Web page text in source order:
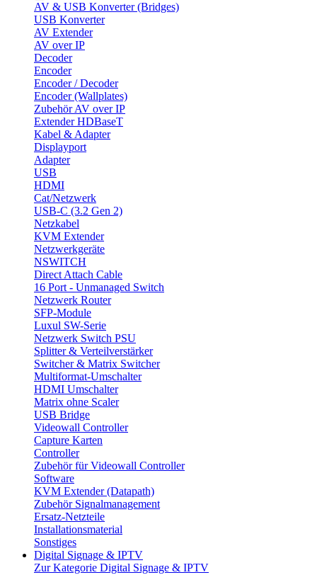
AV & USB Konverter (Bridges)
USB Konverter
AV Extender
AV over IP
Decoder
Encoder
Encoder / Decoder
Encoder (Wallplates)
Zubehör AV over IP
Extender HDBaseT
Kabel & Adapter
Displayport
Adapter
USB
HDMI
Cat/Netzwerk
USB-C (3.2 Gen 2)
Netzkabel
KVM Extender
Netzwerkgeräte
NSWITCH
Direct Attach Cable
16 Port - Unmanaged Switch
Netzwerk Router
SFP-Module
Luxul SW-Serie
Netzwerk Switch PSU
Splitter & Verteilverstärker
Switcher & Matrix Switcher
Multiformat-Umschalter
HDMI Umschalter
Matrix ohne Scaler
USB Bridge
Videowall Controller
Capture Karten
Controller
Zubehör für Videowall Controller
Software
KVM Extender (Datapath)
Zubehör Signalmanagement
Ersatz-Netzteile
Installationsmaterial
Sonstiges
Digital Signage & IPTV
Zur Kategorie Digital Signage & IPTV